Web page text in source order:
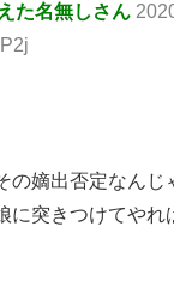
た名無しさん
の嫡出否定なんじ
に突きつけてやれ